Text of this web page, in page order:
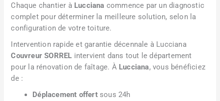
Chaque chantier à Lucciana commence par un diagnostic
complet pour déterminer la meilleure solution, selon la
configuration de votre toiture.
Intervention rapide et garantie décennale à Lucciana
Couvreur SORREL intervient dans tout le département
pour la rénovation de faîtage. À Lucciana, vous bénéficiez
de :
Déplacement offertsous 24h